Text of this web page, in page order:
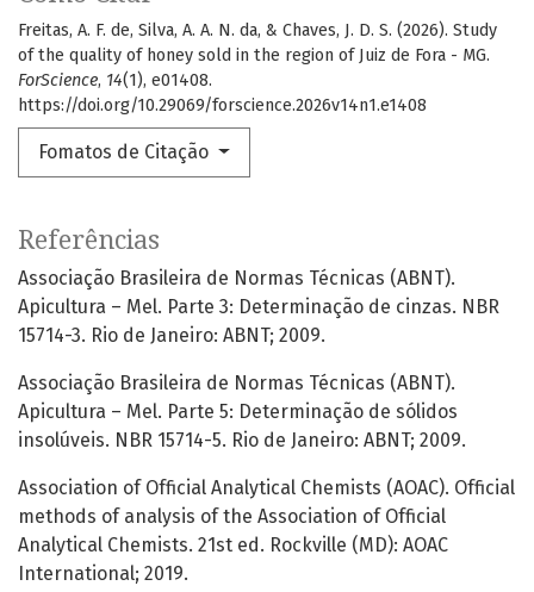
Freitas, A. F. de, Silva, A. A. N. da, & Chaves, J. D. S. (2026). Study
of the quality of honey sold in the region of Juiz de Fora - MG.
ForScience, 14(1), e01408.
https://doi.org/10.29069/forscience.2026v14n1.e1408
Fomatos de Citação
Referências
Associação Brasileira de Normas Técnicas (ABNT).
Apicultura – Mel. Parte 3: Determinação de cinzas. NBR
15714-3. Rio de Janeiro: ABNT; 2009.
Associação Brasileira de Normas Técnicas (ABNT).
Apicultura – Mel. Parte 5: Determinação de sólidos
insolúveis. NBR 15714-5. Rio de Janeiro: ABNT; 2009.
Association of Official Analytical Chemists (AOAC). Official
methods of analysis of the Association of Official
Analytical Chemists. 21st ed. Rockville (MD): AOAC
International; 2019.